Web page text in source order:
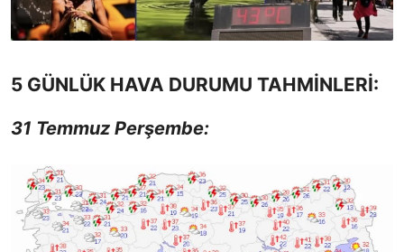
5 GÜNLÜK HAVA DURUMU TAHMİNLERİ:
31 Temmuz Perşembe: